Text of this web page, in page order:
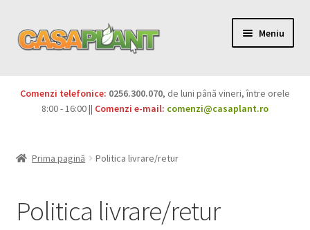
Meniu
Pesticide
Produse BIO
Comenzi telefonice: 0256.300.070, de luni până vineri, între orele
8:00 - 16:00 || Comenzi e-mail: comenzi@casaplant.ro
Prima pagină Politica livrare/retur
Politica livrare/retur